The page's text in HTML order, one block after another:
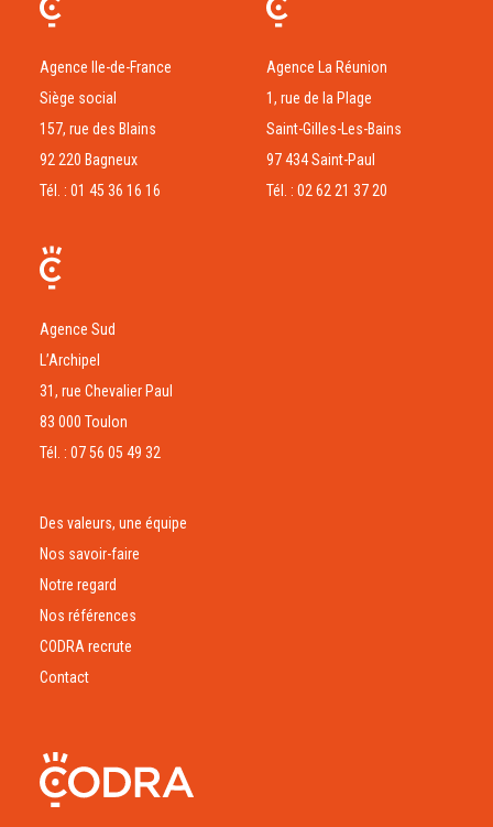
Agence Ile-de-France
Siège social
157, rue des Blains
92 220 Bagneux
Tél. : 01 45 36 16 16
Agence La Réunion
1, rue de la Plage
Saint-Gilles-Les-Bains
97 434 Saint-Paul
Tél. : 02 62 21 37 20
Agence Sud
L’Archipel
31, rue Chevalier Paul
83 000 Toulon
Tél. : 07 56 05 49 32
Des valeurs, une équipe
Nos savoir-faire
Notre regard
Nos références
CODRA recrute
Contact